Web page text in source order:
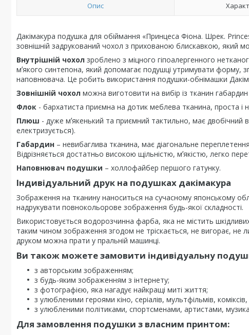
Опис
Дакімакура подушка для обіймання «Принцеса Фіона. Шрек.
зовнішній задрукований чохол з прихованою блискавкою, який
Внутрішній чохол зроблено з міцного гіпоалергенного
мʼякого синтепона, який допомагає подушці утримувати форму,
наповнювача. Це робить використання подушки-обнімашки
Зовнішній чохол можна виготовити на вибір із тканин
Флок - бархатиста приємна на дотик меблева тканина, проста і
Плюш - дуже мʼякенький та приємний тактильно, має двобічний
електризується).
Габардин – невибаглива тканина, має діагональне
Відрізняється достатньо високою щільністю, мʼякістю, легко
Наповнювач подушки – холлофайбер першого гатунку.
Індивідуальний друк на подушках дакімакура
Зображення на тканину наноситься на сучасному японському
надрукувати повнокольорове зображення будь-якої складності.
Використовується водорозчинна фарба, яка не містить
таким чином зображення згодом не тріскається, не вигорає, не
друком можна прати у пральній машинці.
Ви також можете замовити індивідуальну
з авторським зображенням;
з будь-яким зображенням з інтернету;
з фотографією, яка нагадує найкращі миті життя;
з улюбленими героями кіно, серіалів, мультфільмів,
з улюбленими політиками, спортсменами, артистами,
Для замовлення подушки з власним принтом: